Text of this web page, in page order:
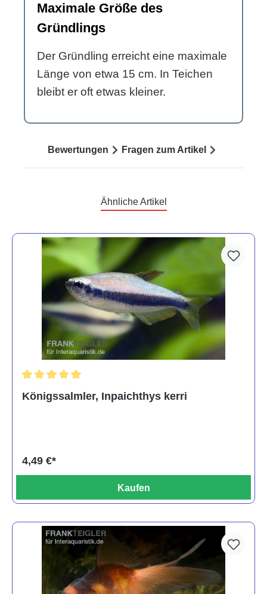
Maximale Größe des
Gründlings
Der Gründling erreicht eine maximale
Länge von etwa 15 cm. In Teichen
bleibt er oft etwas kleiner.
Bewertungen Fragen zum Artikel
Ähnliche Artikel
Königssalmler, Inpaichthys kerri
4,49 €*
Kaufen